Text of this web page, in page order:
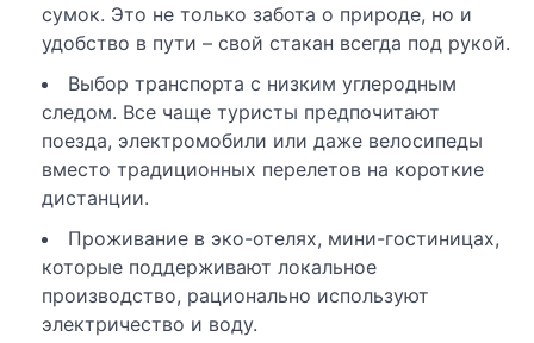
сумок. Это не только забота о природе, но и
удобство в пути – свой стакан всегда под рукой.
Выбор транспорта с низким углеродным
следом. Все чаще туристы предпочитают
поезда, электромобили или даже велосипеды
вместо традиционных перелетов на короткие
дистанции.
Проживание в эко-отелях, мини-гостиницах,
которые поддерживают локальное
производство, рационально используют
электричество и воду.